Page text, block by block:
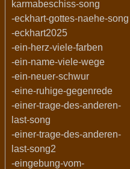
karmabeschiss-song
-eckhart-gottes-naehe-song
-eckhart2025
-ein-herz-viele-farben
-ein-name-viele-wege
-ein-neuer-schwur
-eine-ruhige-gegenrede
-einer-trage-des-anderen-
last-song
-einer-trage-des-anderen-
last-song2
-eingebung-vom-